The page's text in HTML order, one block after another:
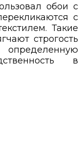
обои с
с
Такие
строгость
в